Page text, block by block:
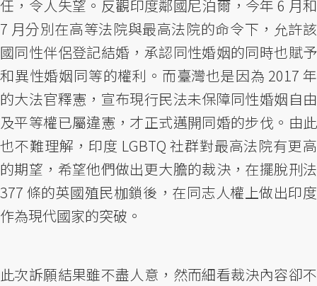
任，令人失望。反觀印度鄰國尼泊爾，今年 6 月和
7 月分別在高等法院與最高法院的命令下，允許該
國同性伴侶登記結婚，承認同性婚姻的同時也賦予
和異性婚姻同等的權利。而臺灣也是因為 2017 年
的大法官釋憲，宣布現行民法未保障同性婚姻自由
及平等權已屬違憲，才正式邁開同婚的步伐。由此
也不難理解，印度 LGBTQ 社群對最高法院有更高
的期望，希望他們做出更大膽的裁決，在擺脫刑法
377 條的英國殖民枷鎖後，在同志人權上做出印度
作為現代國家的突破。
此次訴願結果雖不盡人意，然而細看裁決內容卻不